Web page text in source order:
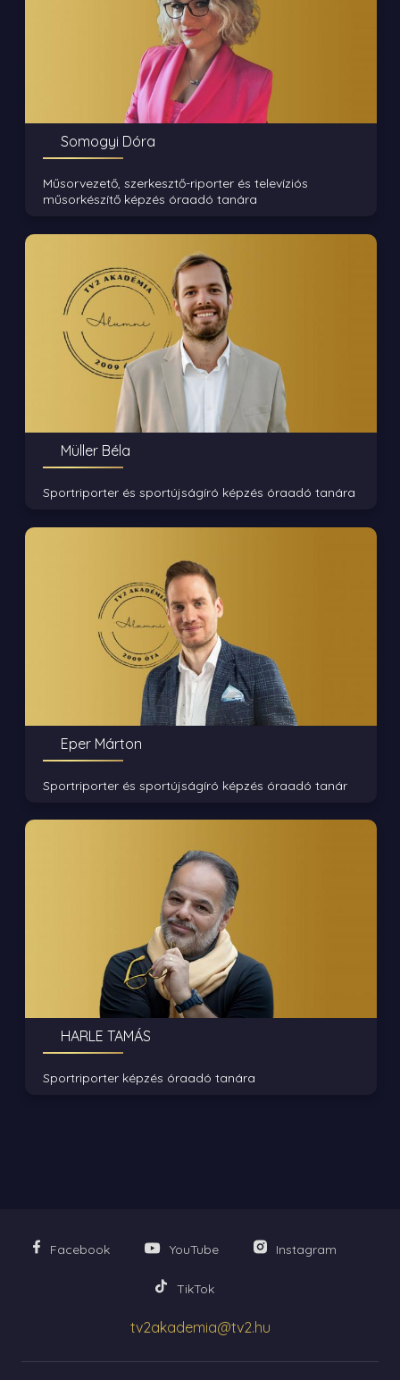
Somogyi Dóra
Műsorvezető, szerkesztő-riporter és televíziós
műsorkészítő képzés óraadó tanára
Müller Béla
Sportriporter és sportújságíró képzés óraadó tanára
Eper Márton
Sportriporter és sportújságíró képzés óraadó tanár
HARLE TAMÁS
Sportriporter képzés óraadó tanára
Facebook YouTube Instagram
TikTok
tv2akademia@tv2.hu